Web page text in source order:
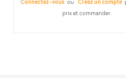
Connectez-vous ou Créez un compte
prix et commander.